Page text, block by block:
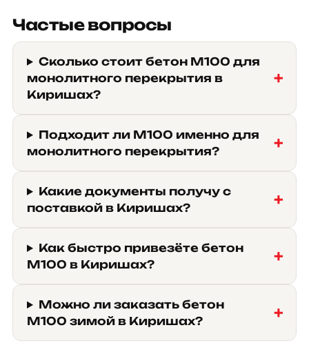
Частые вопросы
Сколько стоит бетон М100 для
монолитного перекрытия в
Киришах?
Подходит ли М100 именно для
монолитного перекрытия?
Какие документы получу с
поставкой в Киришах?
Как быстро привезёте бетон
М100 в Киришах?
Можно ли заказать бетон
М100 зимой в Киришах?